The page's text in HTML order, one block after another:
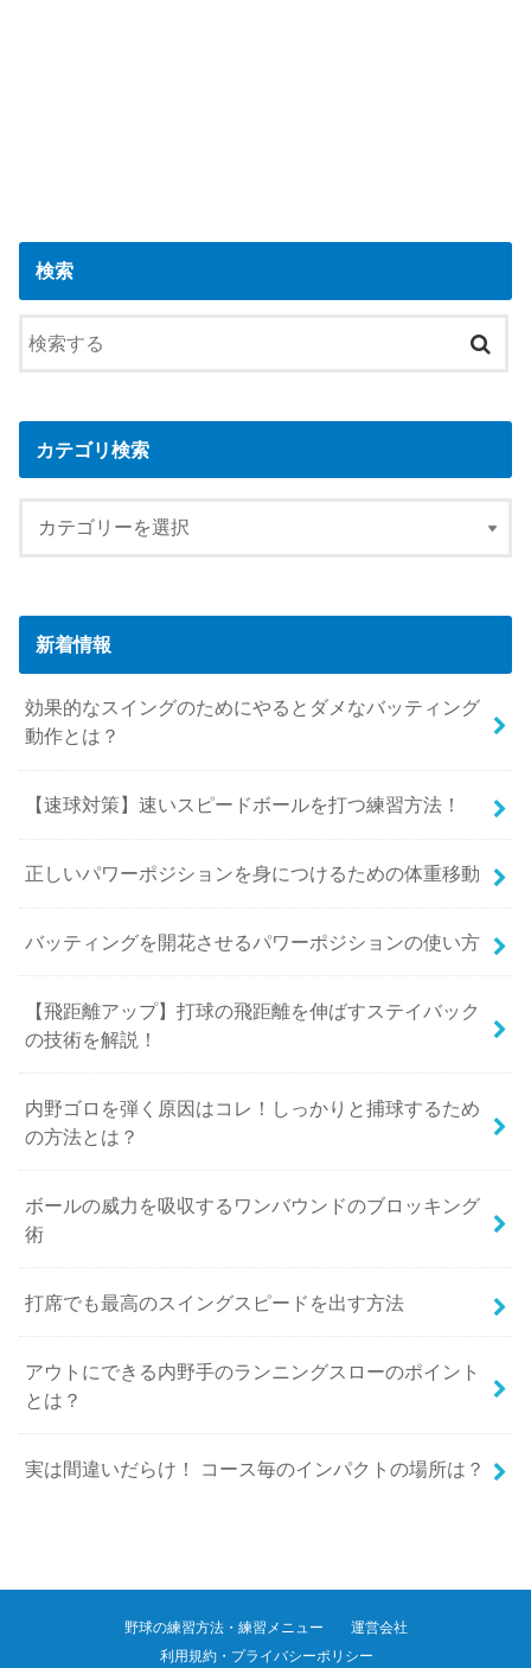
検索
カテゴリ検索
新着情報
効果的なスイングのためにやるとダメなバッティング
動作とは？
【速球対策】速いスピードボールを打つ練習方法！
正しいパワーポジションを身につけるための体重移動
バッティングを開花させるパワーポジションの使い方
【飛距離アップ】打球の飛距離を伸ばすステイバック
の技術を解説！
内野ゴロを弾く原因はコレ！しっかりと捕球するため
の方法とは？
ボールの威力を吸収するワンバウンドのブロッキング
術
打席でも最高のスイングスピードを出す方法
アウトにできる内野手のランニングスローのポイント
とは？
実は間違いだらけ！ コース毎のインパクトの場所は？
野球の練習方法・練習メニュー
運営会社
利用規約・プライバシーポリシー